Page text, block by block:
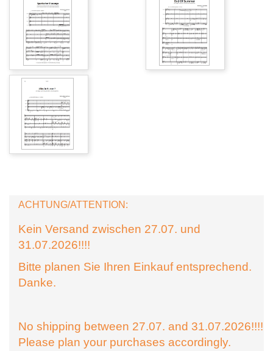
ACHTUNG/ATTENTION:
Kein Versand zwischen 27.07. und
31.07.2026!!!!
Bitte planen Sie Ihren Einkauf entsprechend.
Danke.
No shipping between 27.07. and 31.07.2026!!!!
Please plan your purchases accordingly.